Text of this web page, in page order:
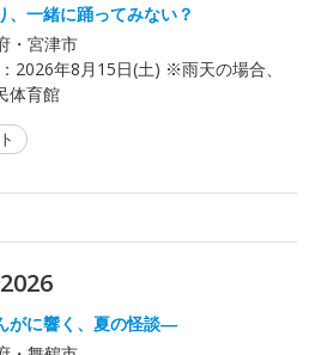
、一緒に踊ってみない？
・宮津市
2026年8月15日(土) ※雨天の場合、
体育館
がに響く、夏の怪談―